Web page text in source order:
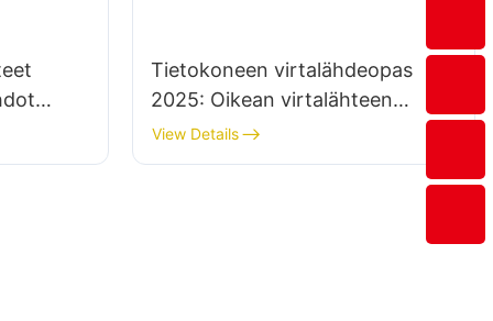
Tietokoneen virtalähdeopas
2025: Oikean virtalähteen
valitseminen NAS-
kokoonpanoon
View Details